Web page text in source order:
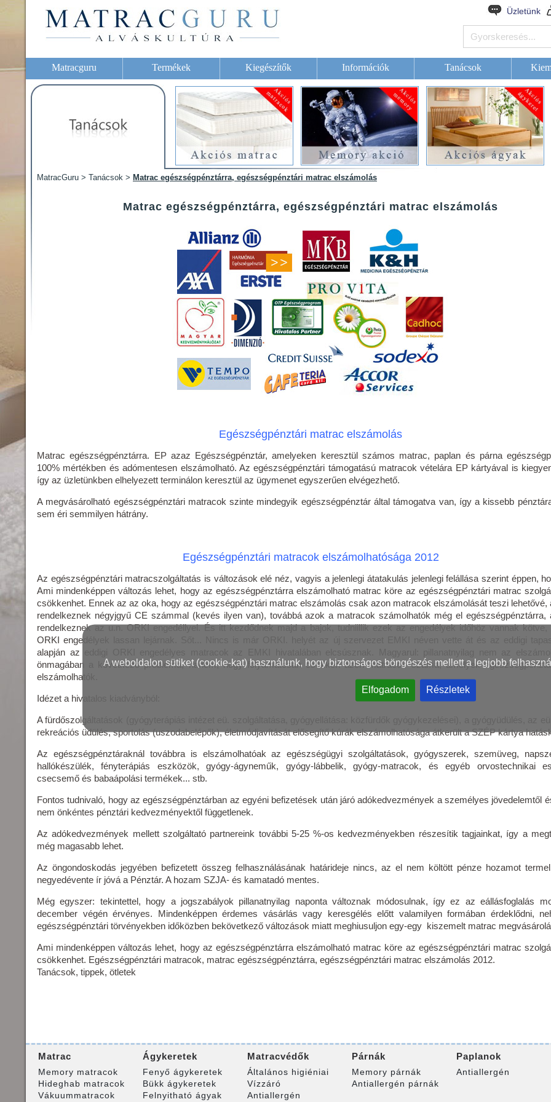
A weboldalon sütiket (cookie-kat) használunk, hogy biztonságos böngészés mellett a legjobb
Elfogadom Részletek
Üzletünk
Matracguru Termékek Kiegészítők Információk Tanácsok
MatracGuru > Tanácsok > Matrac egészségpénztárra, egészségpénztári matrac elszámolás
Matrac egészségpénztárra, egészségpénztári matrac elszámolás
Egészségpénztári matrac elszámolás
Matrac egészségpénztárra. EP azaz Egészségpénztár, amelyeken keresztül számos matrac, paplan és párna
100% mértékben és adómentesen elszámolható. Az egészségpénztári támogatású matracok vételára EP kártyával is
így az üzletünkben elhelyezett terminálon keresztül az ügymenet egyszerűen elvégezhető.
A megvásárolható egészségpénztári matracok szinte mindegyik egészségpénztár által támogatva van, így a kissebb
sem éri semmilyen hátrány.
Egészségpénztári matracok elszámolhatósága 2012
Az egészségpénztári matracszolgáltatás is változások elé néz, vagyis a jelenlegi átatakulás jelenlegi felállása szerint éppen,
Ami mindenképpen változás lehet, hogy az egészségpénztárra elszámolható matrac köre az egészségpénztári matrac
csökkenhet. Ennek az az oka, hogy az egészségpénztári matrac elszámolás csak azon matracok elszámolását teszi lehetővé,
rendelkeznek négyjgyű CE számmal (kevés ilyen van), továbbá azok a matracok számolhatók még el egészségpénztárra,
rendelkeznek az u.n. ORKI engedéllyel. És itt kezdődnek majd a bajok, tudniillik ezek az engedélyek időhöz vannak kötve,
ORKI engedélyek lassan lejárnak. Sőt... Nincs is már ORKI. helyét az új szervezet EMKI néven vette át és az eddigi
alapján az eddigi ORKI engedélyes matracok az EMKI hivatalában elcsúsznak. Magyarul: pillanatnyilag nem az
önmagában a következő probléma, hanem, hogy folyamatosan csökken azon matracok száma, amelyek
elszámolhatók.
Idézet a hivatalos kiadványból:
A fürdőszolgáltatások (gyógyterápiás intézet eü. szolgáltatása, gyógyellátása: közfürdők gyógykezelései), a gyógyüdülés, az eü.
rekreációs üdülés, sportolás (uszodabelépők), életmódjavítását elősegítő kúrák elszámolhatósága átkerült a SZÉP kártya
Az egészségpénztáraknál továbbra is elszámolhatóak az egészségügyi szolgáltatások, gyógyszerek, szemüveg,
hallókészülék, fényterápiás eszközök, gyógy-ágyneműk, gyógy-lábbelik, gyógy-matracok, és egyéb orvostechnikai
csecsemő és babaápolási termékek... stb.
Fontos tudnivaló, hogy az egészségpénztárban az egyéni befizetések után járó adókedvezmények a személyes jövedelemtől
nem önkéntes pénztári kedvezményektől függetlenek.
Az adókedvezmények mellett szolgáltató partnereink további 5-25 %-os kedvezményekben részesítik tagjainkat, így a
még magasabb lehet.
Az öngondoskodás jegyében befizetett összeg felhasználásának határideje nincs, az el nem költött pénze hozamot
negyedévente ír jóvá a Pénztár. A hozam SZJA- és kamatadó mentes.
Még egyszer: tekintettel, hogy a jogszabályok pillanatnyilag naponta változnak módosulnak, így ez az eállásfoglalás
december végén érvényes. Mindenképpen érdemes vásárlás vagy keresgélés előtt valamilyen formában érdeklődni,
egészségpénztári törvényekben időközben bekövetkező változások miatt meghiusuljon egy-egy kiszemelt matrac
Ami mindenképpen változás lehet, hogy az egészségpénztárra elszámolható matrac köre az egészségpénztári matrac
csökkenhet. Egészségpénztári matracok, matrac egészségpénztárra, egészségpénztári matrac elszámolás 2012.
Tanácsok, tippek, ötletek
Matrac
Memory matracok
Hideghab matracok
Vákuummatracok
Ágykeretek
Fenyő ágykeretek
Bükk ágykeretek
Felnyitható ágyak
Matracvédők
Általános higiéniai
Vízzáró
Antiallergén
Párnák
Memory párnák
Antiallergén párnák
Paplanok
Antiallergén